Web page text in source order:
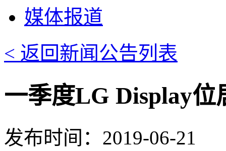
媒体报道
< 返回新闻公告列表
一季度LG Display位
发布时间：2019-06-21